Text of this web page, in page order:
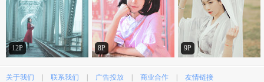
12P 8P 9P
关于我们 联系我们 广告投放 商业合作 友情链接